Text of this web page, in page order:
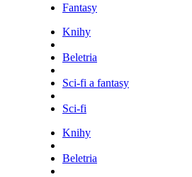
Fantasy
Knihy
Beletria
Sci-fi a fantasy
Sci-fi
Knihy
Beletria